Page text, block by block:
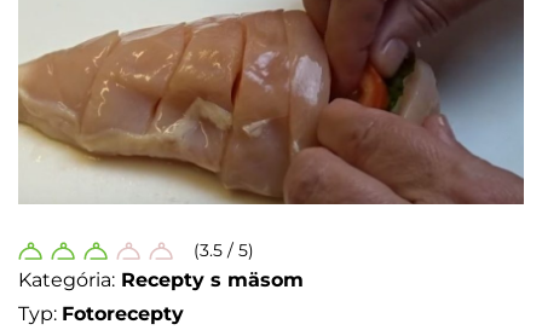
(3.5 / 5)
Kategória: Recepty s mäsom
Typ: Fotorecepty